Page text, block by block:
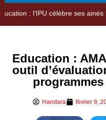
Education :
outil
Handara février 9,